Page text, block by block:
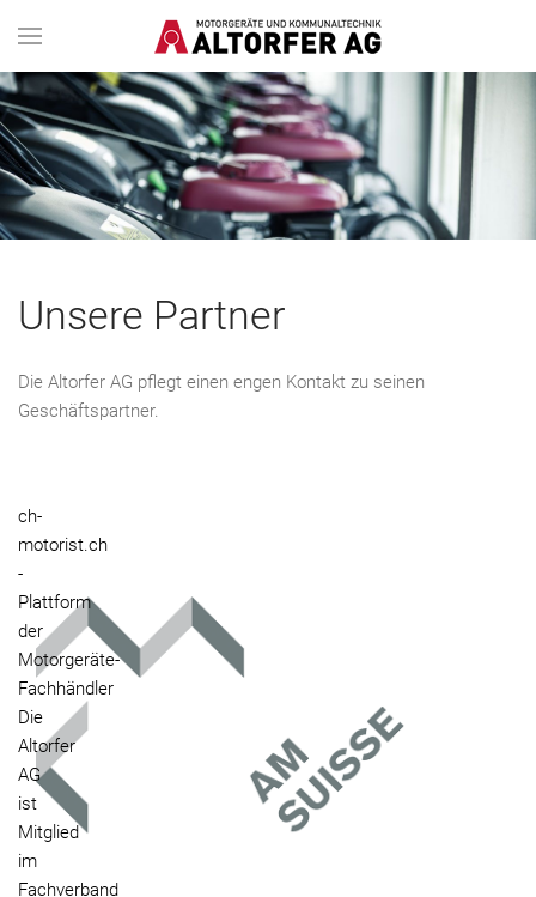
Unsere Partner
Die Altorfer AG pflegt einen engen Kontakt zu seinen
Geschäftspartner.
ch-
motorist.ch
-
Plattform
der
Motorgeräte-
Fachhändler
Die
Altorfer
AG
ist
Mitglied
im
Fachverband